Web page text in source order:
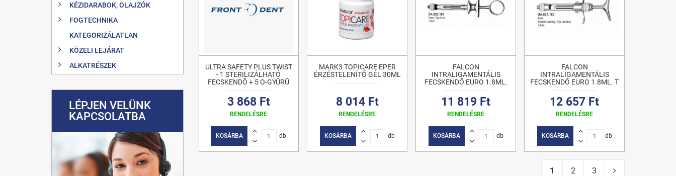
KÉZIDARABOK, OLAJZÓK
FOGTECHNIKA
KATEGORIZÁLATLAN
KÖZELI LEJÁRAT
ALKATRÉSZEK
LÉPJEN VELÜNK
KAPCSOLATBA
ULTRA SAFETY PLUS TWIST
- 1 STERILIZÁLHATÓ
FECSKENDŐ + 5 O-GYŰRŰ
3 868 Ft
RENDELÉSRE
KOSÁRBA db
MARK3 TOPICARE EPER
ÉRZÉSTELENÍTŐ GÉL 30ML
8 014 Ft
RENDELÉSRE
KOSÁRBA db
FALCON
INTRALIGAMENTÁLIS
FECSKENDŐ EURO 1.8ML.
11 819 Ft
RENDELÉSRE
KOSÁRBA db
FALCON
INTRALIGAMENTÁLIS
FECSKENDŐ EURO 1.8ML. T
12 657 Ft
RENDELÉSRE
KOSÁRBA db
1 2 3